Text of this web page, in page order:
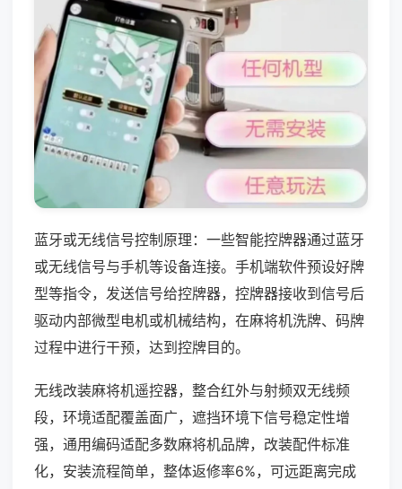
蓝牙或无线信号控制原理：一些智能控牌器通过蓝牙
或无线信号与手机等设备连接。手机端软件预设好牌
型等指令，发送信号给控牌器，控牌器接收到信号后
驱动内部微型电机或机械结构，在麻将机洗牌、码牌
过程中进行干预，达到控牌目的。
无线改装麻将机遥控器，整合红外与射频双无线频
段，环境适配覆盖面广，遮挡环境下信号稳定性增
强，通用编码适配多数麻将机品牌，改装配件标准
化，安装流程简单，整体返修率6%，可远距离完成